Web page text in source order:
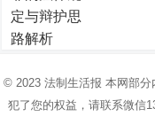
© 2023 法制生活报 本网部分
犯了您的权益，请联系微信